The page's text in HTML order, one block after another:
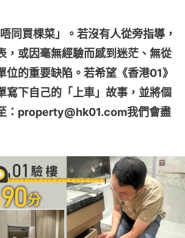
同買棵菜」。若沒有人從旁指導，
，或因毫無經驗而感到迷茫、無從
位的重要缺陷。若希望《香港01》
寫下自己的「上車」故事，並將個
：property@hk01.com我們會盡